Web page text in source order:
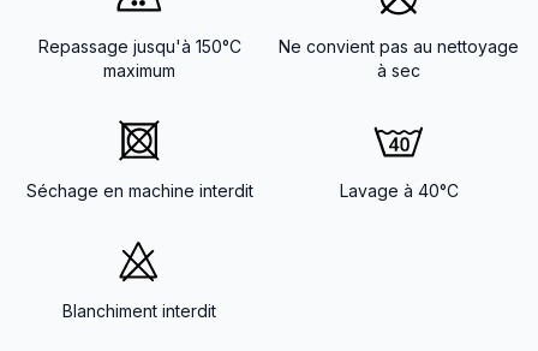
Repassage jusqu'à 150°C
maximum
Ne convient pas au nettoyage
à sec
Séchage en machine interdit Lavage à 40°C
Blanchiment interdit